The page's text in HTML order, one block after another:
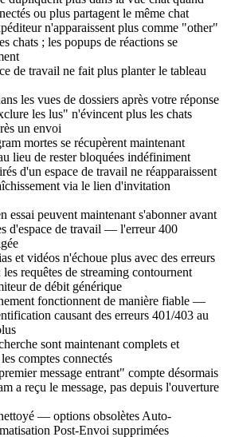
ou plus partagent le même chat
n'apparaissent plus comme "other"
chats ; les popups de réactions se
de travail ne fait plus planter le tableau
les vues de dossiers après votre réponse
les lus" n'évincent plus les chats
un envoi
mortes se récupèrent maintenant
lieu de rester bloquées indéfiniment
d'un espace de travail ne réapparaissent
via le lien d'invitation
essai peuvent maintenant s'abonner avant
d'espace de travail — l'erreur 400
et vidéos n'échoue plus avec des erreurs
requêtes de streaming contournent
de débit générique
fonctionnent de manière fiable —
causant des erreurs 401/403 au
sont maintenant complets et
comptes connectés
message entrant" compte désormais
a reçu le message, pas depuis l'ouverture
— options obsolètes Auto-
Post-Envoi supprimées